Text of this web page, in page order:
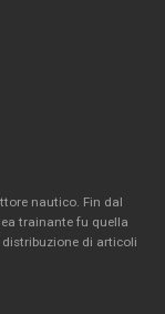
nautico. Fin dal
trainante fu quella
distribuzione di articoli